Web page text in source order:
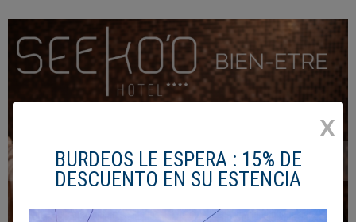
X
BURDEOS LE ESPERA : 15% DE
DESCUENTO EN SU ESTENCIA